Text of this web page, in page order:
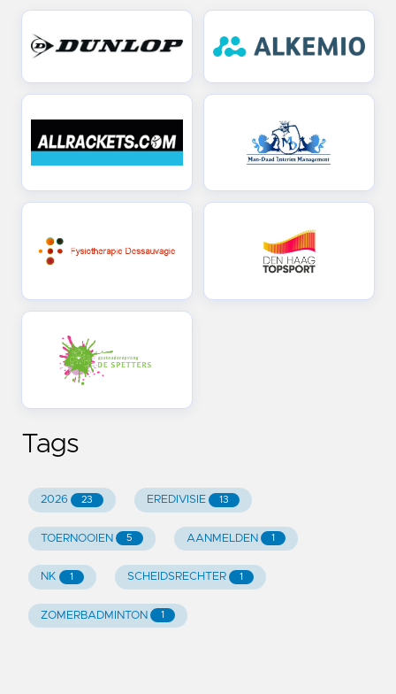
Tags
2026 23 EREDIVISIE 13
TOERNOOIEN 5 AANMELDEN 1
NK 1 SCHEIDSRECHTER 1
ZOMERBADMINTON 1